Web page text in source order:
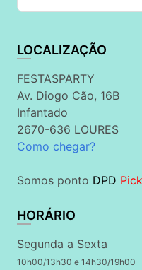
LOCALIZAÇÃO
FESTASPARTY
Av. Diogo Cão, 16B
Infantado
2670-636 LOURES
Como chegar?
Somos ponto DPD
HORÁRIO
Segunda a Sexta
10h00/13h30 e 14h30/19h00